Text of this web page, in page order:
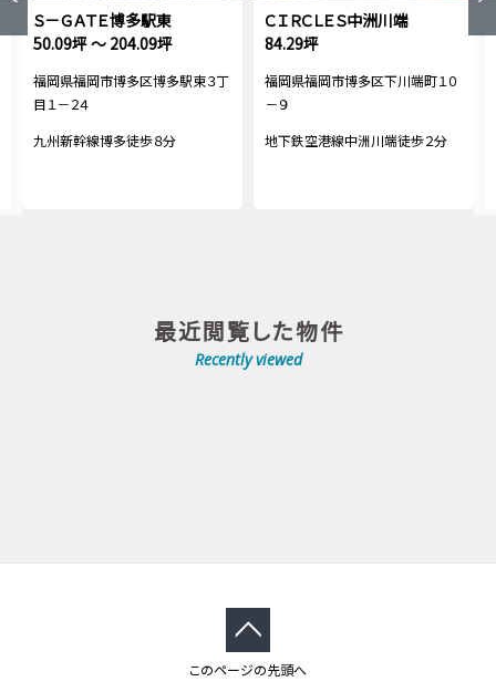
Ｓ－ＧＡＴＥ博多駅東
50.09坪 ～ 204.09坪
福岡県福岡市博多区博多駅東３丁
目１－２４
九州新幹線博多徒歩８分
ＣＩＲＣＬＥＳ中洲川端
84.29坪
福岡県福岡市博多区下川端町１０
－９
地下鉄空港線中洲川端徒歩２分
最近閲覧した物件
Recently viewed
このページの先頭へ